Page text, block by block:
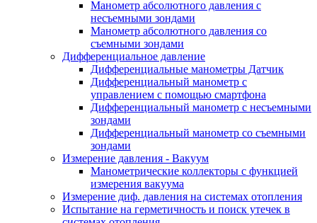
Манометр абсолютного давления с
несъемными зондами
Манометр абсолютного давления со
съемными зондами
Дифференциальное давление
Дифференциальные манометры Датчик
Дифференциальный манометр c
управлением с помощью смартфона
Дифференциальный манометр с несъемными
зондами
Дифференциальный манометр со съемными
зондами
Измерение давления - Вакуум
Манометрические коллекторы с функцией
измерения вакуума
Измерение диф. давления на системах отопления
Испытание на герметичность и поиск утечек в